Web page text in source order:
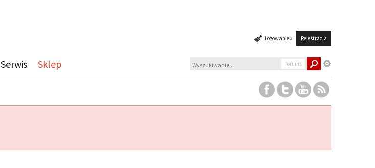
Logowanie » Rejestracja
Serwis Sklep Forums